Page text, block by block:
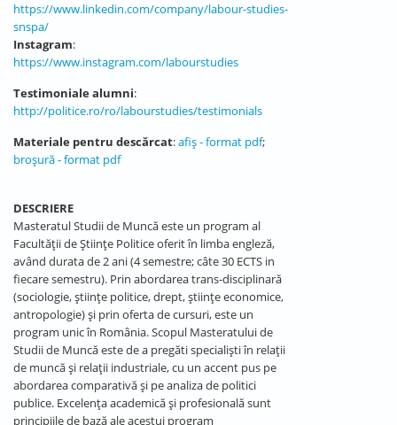
https://www.linkedin.com/company/labour-studies-
snspa/
Instagram:
https://www.instagram.com/labourstudies
Testimoniale alumni:
http://politice.ro/ro/labourstudies/testimonials
Materiale pentru descărcat:afiș - format pdf;
broșură - format pdf
DESCRIERE
Masteratul Studii de Muncă este un program al
Facultății de Științe Politice oferit în limba engleză,
având durata de 2 ani (4 semestre; câte 30 ECTS in
fiecare semestru). Prin abordarea trans-disciplinară
(sociologie, științe politice, drept, științe economice,
antropologie) și prin oferta de cursuri, este un
program unic în România. Scopul Masteratului de
Studii de Muncă este de a pregăti specialiști în relații
de muncă și relații industriale, cu un accent pus pe
abordarea comparativă și pe analiza de politici
publice. Excelența academică și profesională sunt
principiile de bază ale acestui program